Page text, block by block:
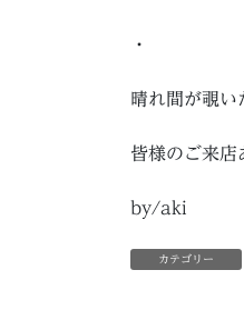
・
晴れ間が覗い
皆様のご来店
by/aki
カテゴリー